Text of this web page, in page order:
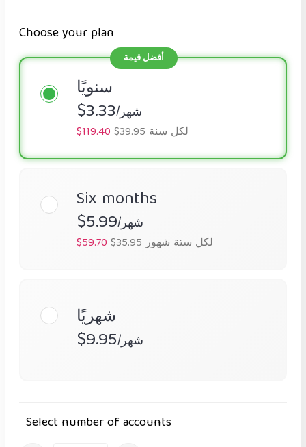
Choose your plan
سنويًا
$3.33 /شهر
$119.40 $39.95 لكل سنة
Six months
$5.99/شهر
$59.70 $35.95 لكل ستة شهور
شهريًا
$9.95 /شهر
Select number of accounts